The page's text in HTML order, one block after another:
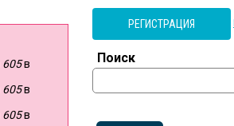
605в
605в
605в
РЕГИСТРАЦИЯ
Поиск